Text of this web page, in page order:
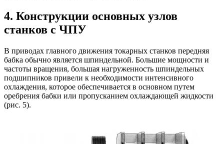
4. Конструкции основных узлов
станков с ЧПУ
В приводах главного движения токарных станков передняя
бабка обычно является шпиндельной. Большие мощности и
частоты вращения, большая нагруженность шпиндельных
подшипников привели к необходимости интенсивного
охлаждения, которое обеспечивается в основном путем
оребрения бабки или пропусканием охлаждающей жидкости
(рис. 5).